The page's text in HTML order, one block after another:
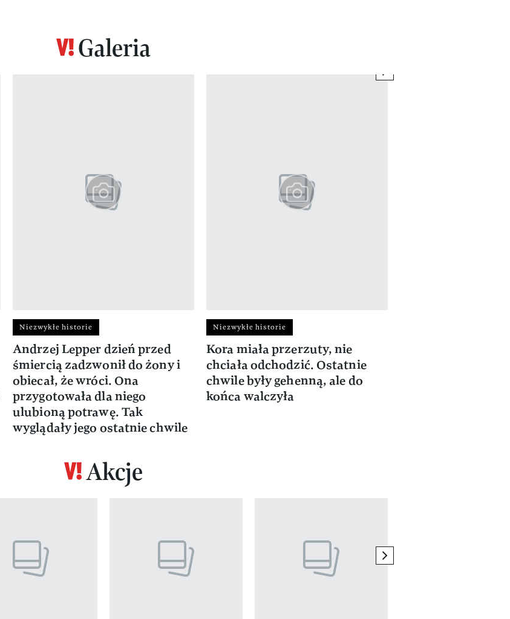
Galeria
Niezwykłe historie
Andrzej Lepper dzień przed
śmiercią zadzwonił do żony i
obiecał, że wróci. Ona
przygotowała dla niego
ulubioną potrawę. Tak
wyglądały jego ostatnie chwile
Niezwykłe historie
Kora miała przerzuty, nie
chciała odchodzić. Ostatnie
chwile były gehenną, ale do
końca walczyła
Akcje
next element